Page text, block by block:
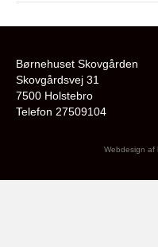
Børnehuset Skovgården
Skovgårdsvej 31
7500 Holstebro
Telefon 27509104
Webdesign af